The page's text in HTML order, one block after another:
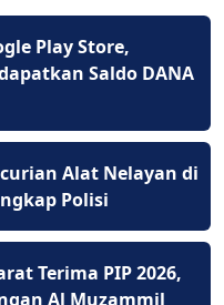
Play Store,
Saldo DANA
Alat Nelayan di
Polisi
Terima PIP 2026,
Al Muzammil